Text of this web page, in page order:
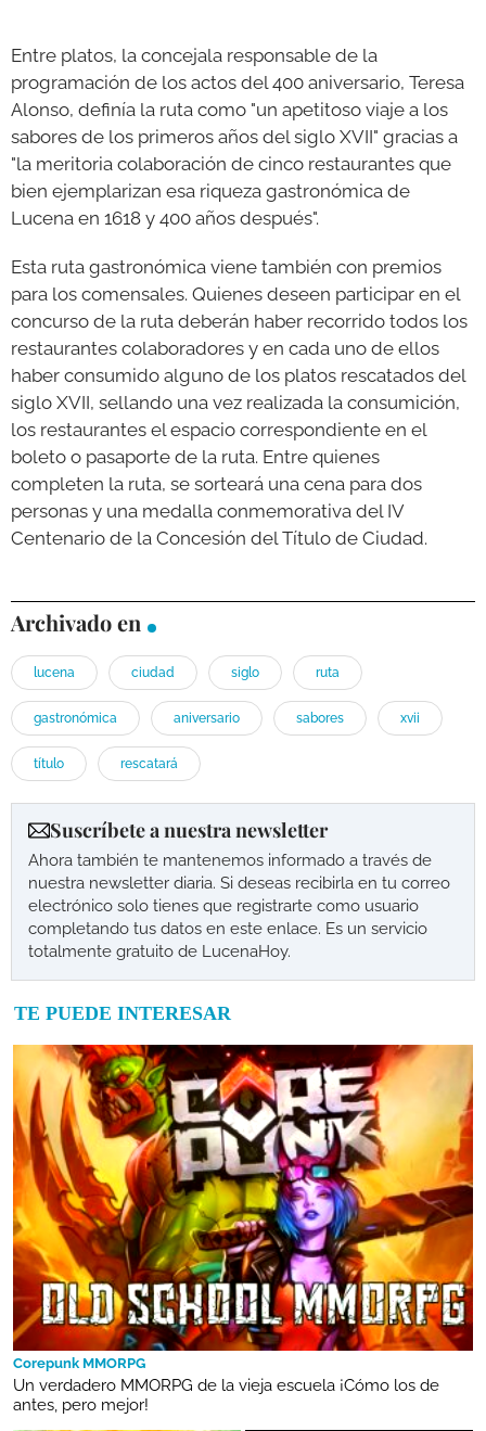
Entre platos, la concejala responsable de la
programación de los actos del 400 aniversario, Teresa
Alonso, definía la ruta como "un apetitoso viaje a los
sabores de los primeros años del siglo XVII" gracias a
"la meritoria colaboración de cinco restaurantes que
bien ejemplarizan esa riqueza gastronómica de
Lucena en 1618 y 400 años después".
Esta ruta gastronómica viene también con premios
para los comensales. Quienes deseen participar en el
concurso de la ruta deberán haber recorrido todos los
restaurantes colaboradores y en cada uno de ellos
haber consumido alguno de los platos rescatados del
siglo XVII, sellando una vez realizada la consumición,
los restaurantes el espacio correspondiente en el
boleto o pasaporte de la ruta. Entre quienes
completen la ruta, se sorteará una cena para dos
personas y una medalla conmemorativa del IV
Centenario de la Concesión del Título de Ciudad.
Archivado en
lucena ciudad siglo ruta
gastronómica aniversario sabores xvii
título rescatará
Suscríbete a nuestra newsletter
Ahora también te mantenemos informado a través de
nuestra newsletter diaria. Si deseas recibirla en tu correo
electrónico solo tienes que registrarte como usuario
completando tus datos en este enlace. Es un servicio
totalmente gratuito de LucenaHoy.
TE PUEDE INTERESAR
Corepunk MMORPG
Un verdadero MMORPG de la vieja escuela ¡Cómo los de
antes, pero mejor!